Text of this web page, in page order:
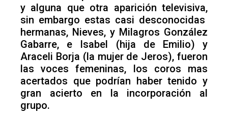
y alguna que otra aparición televisiva,
sin embargo estas casi desconocidas
hermanas, Nieves, y Milagros González
Gabarre, e Isabel (hija de Emilio) y
Araceli Borja (la mujer de Jeros), fueron
las voces femeninas, los coros mas
acertados que podrían haber tenido y
gran acierto en la incorporación al
grupo.